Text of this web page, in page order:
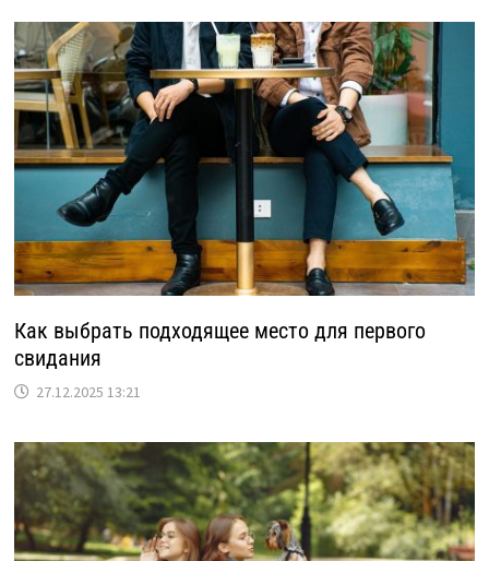
Как выбрать подходящее место для первого
свидания
27.12.2025 13:21